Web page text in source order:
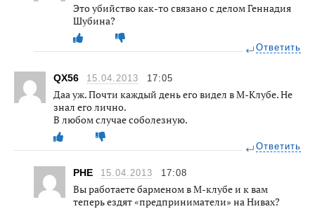
Это убийство как-то связано с делом Геннадия
Шубина?
Ответить
QX56 15.04.2013 17:05
Даа уж. Почти каждый день его видел в М-Клубе. Не
знал его лично.
В любом случае соболезную.
Ответить
РНЕ 15.04.2013 17:08
Вы работаете барменом в М-клубе и к вам
теперь ездят «предприниматели» на Нивах?